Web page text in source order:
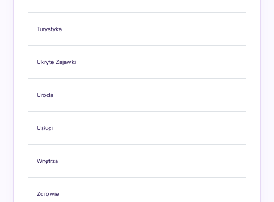
Turystyka
Ukryte Zajawki
Uroda
Usługi
Wnętrza
Zdrowie